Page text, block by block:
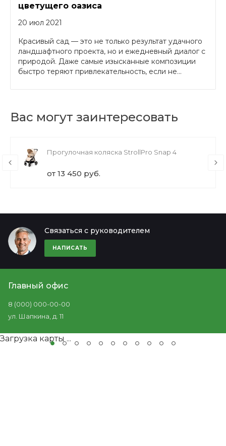
цветущего оазиса
20 июл 2021
Красивый сад — это не только результат удачного
ландшафтного проекта, но и ежедневный диалог с
природой. Даже самые изысканные композиции
быстро теряют привлекательность, если не...
Вас могут заинтересовать
Прогулочная коляска StrollPro Snap 4
от 13 450 руб.
Связаться с руководителем
НАПИСАТЬ
Главный офис
8 (000) 000-00-00
ул. Шапкина, д. 11
Загрузка карты ...